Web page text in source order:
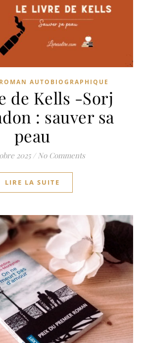
ROMAN AUTOBIOGRAPHIQUE
de Kells -Sorj
: sauver sa
peau
2025 / No Comments
LIRE LA SUITE